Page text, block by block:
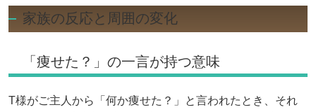
家族の反応と周囲の変化
「痩せた？」の一言が持つ意味
T様がご主人から「何か痩せた？」と言われたとき、それ